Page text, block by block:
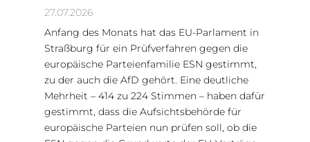
27.07.2026
Anfang des Monats hat das EU-Parlament in
Straßburg für ein Prüfverfahren gegen die
europäische Parteienfamilie ESN gestimmt,
zu der auch die AfD gehört. Eine deutliche
Mehrheit – 414 zu 224 Stimmen – haben dafür
gestimmt, dass die Aufsichtsbehörde für
europäische Parteien nun prüfen soll, ob die